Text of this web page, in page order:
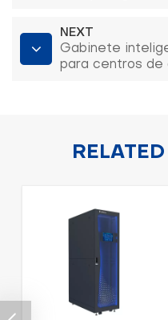
NEXT
Gabinete
para centros de